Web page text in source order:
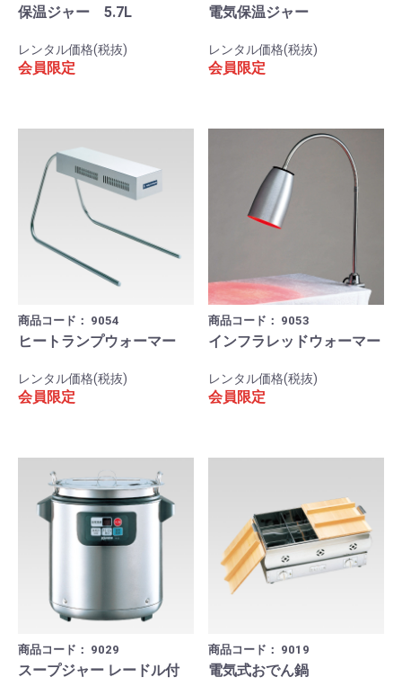
保温ジャー 5.7L
レンタル価格(税抜)
会員限定
電気保温ジャー
レンタル価格(税抜)
会員限定
商品コード： 9054
ヒートランプウォーマー
レンタル価格(税抜)
会員限定
商品コード： 9053
インフラレッドウォーマー
レンタル価格(税抜)
会員限定
商品コード： 9029
スープジャー レードル付
商品コード： 9019
電気式おでん鍋